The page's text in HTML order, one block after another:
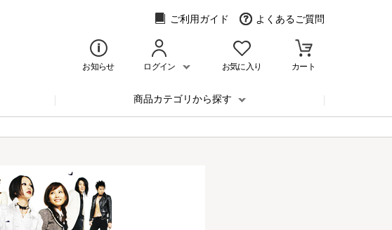
ご利用ガイド よくあるご質問
お知らせ ログイン お気に入り カート
商品カテゴリから探す